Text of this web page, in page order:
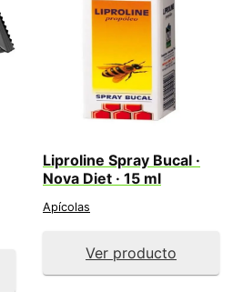
Liproline Spray Bucal ·
Nova Diet · 15 ml
Apícolas
Ver producto